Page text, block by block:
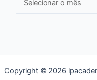
i
v
Copyright © 2026